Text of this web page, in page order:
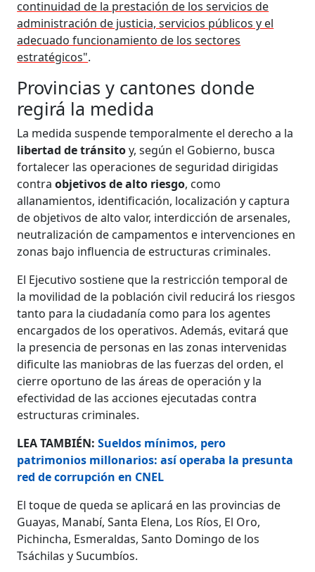
continuidad de la prestación de los servicios de
administración de justicia, servicios públicos y el
adecuado funcionamiento de los sectores
estratégicos".
Provincias y cantones donde
regirá la medida
La medida suspende temporalmente el derecho a la
libertad de tránsitoy, según el Gobierno, busca
fortalecer las operaciones de seguridad dirigidas
contraobjetivos de alto riesgo, como
allanamientos, identificación, localización y captura
de objetivos de alto valor, interdicción de arsenales,
neutralización de campamentos e intervenciones en
zonas bajo influencia de estructuras criminales.
El Ejecutivo sostiene que la restricción temporal de
la movilidad de la población civil reducirá los riesgos
tanto para la ciudadanía como para los agentes
encargados de los operativos. Además, evitará que
la presencia de personas en las zonas intervenidas
dificulte las maniobras de las fuerzas del orden, el
cierre oportuno de las áreas de operación y la
efectividad de las acciones ejecutadas contra
estructuras criminales.
LEA TAMBIÉN: Sueldos mínimos, pero
patrimonios millonarios: así operaba la presunta
red de corrupción en CNEL
El toque de queda se aplicará en las provincias de
Guayas, Manabí, Santa Elena, Los Ríos, El Oro,
Pichincha, Esmeraldas, Santo Domingo de los
Tsáchilas y Sucumbíos.